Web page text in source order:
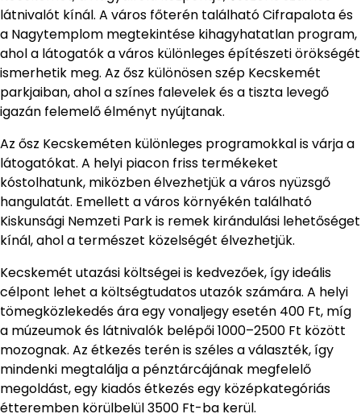
látnivalót kínál. A város főterén található Cifrapalota és
a Nagytemplom megtekintése kihagyhatatlan program,
ahol a látogatók a város különleges építészeti örökségét
ismerhetik meg. Az ősz különösen szép Kecskemét
parkjaiban, ahol a színes falevelek és a tiszta levegő
igazán felemelő élményt nyújtanak.
Az ősz Kecskeméten különleges programokkal is várja a
látogatókat. A helyi piacon friss termékeket
kóstolhatunk, miközben élvezhetjük a város nyüzsgő
hangulatát. Emellett a város környékén található
Kiskunsági Nemzeti Park is remek kirándulási lehetőséget
kínál, ahol a természet közelségét élvezhetjük.
Kecskemét utazási költségei is kedvezőek, így ideális
célpont lehet a költségtudatos utazók számára. A helyi
tömegközlekedés ára egy vonaljegy esetén 400 Ft, míg
a múzeumok és látnivalók belépői 1000–2500 Ft között
mozognak. Az étkezés terén is széles a választék, így
mindenki megtalálja a pénztárcájának megfelelő
megoldást, egy kiadós étkezés egy középkategóriás
étteremben körülbelül 3500 Ft-ba kerül.